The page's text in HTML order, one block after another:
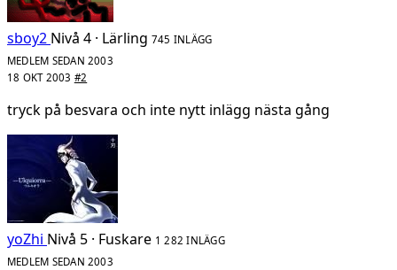
sboy2 Nivå 4 · Lärling 745 INLÄGG
MEDLEM SEDAN 2003
18 OKT 2003 #2
tryck på besvara och inte nytt inlägg nästa gång
yoZhi Nivå 5 · Fuskare 1 282 INLÄGG
MEDLEM SEDAN 2003